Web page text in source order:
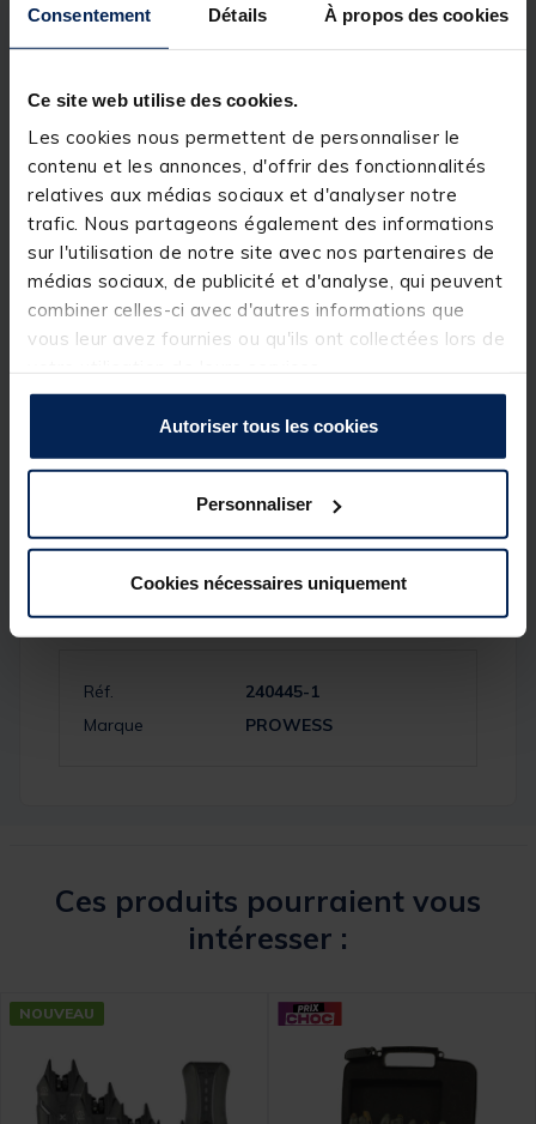
Consentement Détails À propos des cookies
Ce site web utilise des cookies.
Les cookies nous permettent de personnaliser le
contenu et les annonces, d'offrir des fonctionnalités
relatives aux médias sociaux et d'analyser notre
trafic. Nous partageons également des informations
sur l'utilisation de notre site avec nos partenaires de
médias sociaux, de publicité et d'analyse, qui peuvent
combiner celles-ci avec d'autres informations que
vous leur avez fournies ou qu'ils ont collectées lors de
Autoriser tous les cookies
Personnaliser
Cookies nécessaires uniquement
réactivité instantanée. Grâce à un système de
100% étanche, ces détecteurs fonctionnent
Avec un volume réglable et une alimentation flexible,
optimale.
Détails
Ensemble complet
: 3 détecteurs + 1 centrale
Transmission sans filpour une communication
fluide et une portée étendue
Volume réglablepour personnaliser les alertes
sonores selon vos préférences
Conception 100% étanchepour une fiabilité
Compatibilitéavec piles 9V et AAA (non fournies)
Facilité de remplacement des piles
pour une
utilisation continue lors de vos sessions
Réactivité immédiatepour ne jamais manquer une
touche
Spécifications
Réf.
240445-1
Marque
PROWESS
Ces produits pourraient vous
intéresser :
NOUVEAU